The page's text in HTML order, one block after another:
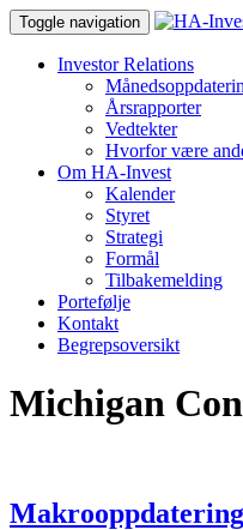
Toggle navigation
Investor Relations
Årsrapporter
Vedtekter
Hvorfor være
Om HA-Invest
Kalender
Styret
Strategi
Formål
Tilbakemelding
Portefølje
Kontakt
Begrepsoversikt
Michigan